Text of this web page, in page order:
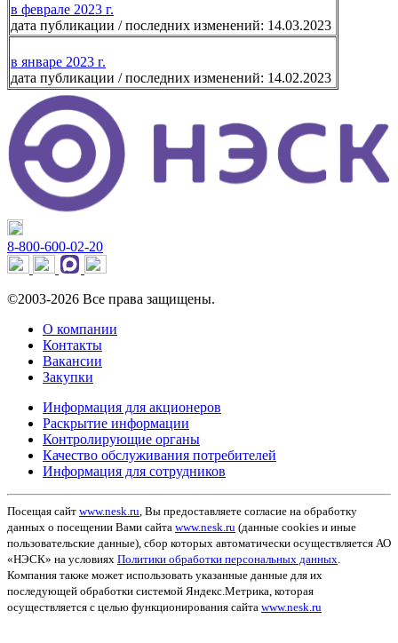
в феврале 2023 г.
дата публикации / последних изменений: 14.03.2023
в январе 2023 г.
дата публикации / последних изменений: 14.02.2023
8-800-600-02-20
©2003-2026 Все права защищены.
О компании
Контакты
Вакансии
Закупки
Информация для акционеров
Раскрытие информации
Контролирующие органы
Качество обслуживания потребителей
Информация для сотрудников
Посещая сайт www.nesk.ru , Вы предоставляете согласие на обработку
данных о посещении Вами сайта www.nesk.ru (данные cookies и иные
пользовательские данные), сбор которых автоматически осуществляется АО
«НЭСК» на условиях Политики обработки персональных данных
Компания также может использовать указанные данные для их
последующей обработки системой Яндекс.Метрика, которая
осуществляется с целью функционирования сайта www.nesk.ru